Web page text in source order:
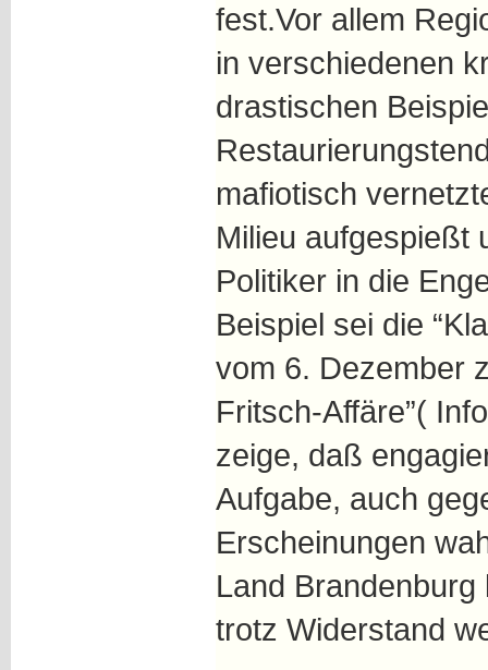
fest.Vor allem
in verschiedenen
drastischen
mafiotisch
Milieu aufgespießt
Politiker in die
Beispiel sei die
vom 6. Dezember
Fritsch-Affäre”(
zeige, daß
Aufgabe, auch
Erscheinungen
Land Brandenburg
trotz Widerstand